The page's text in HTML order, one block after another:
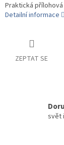
Praktická přílohová
Detailní informace
ZEPTAT SE
svět